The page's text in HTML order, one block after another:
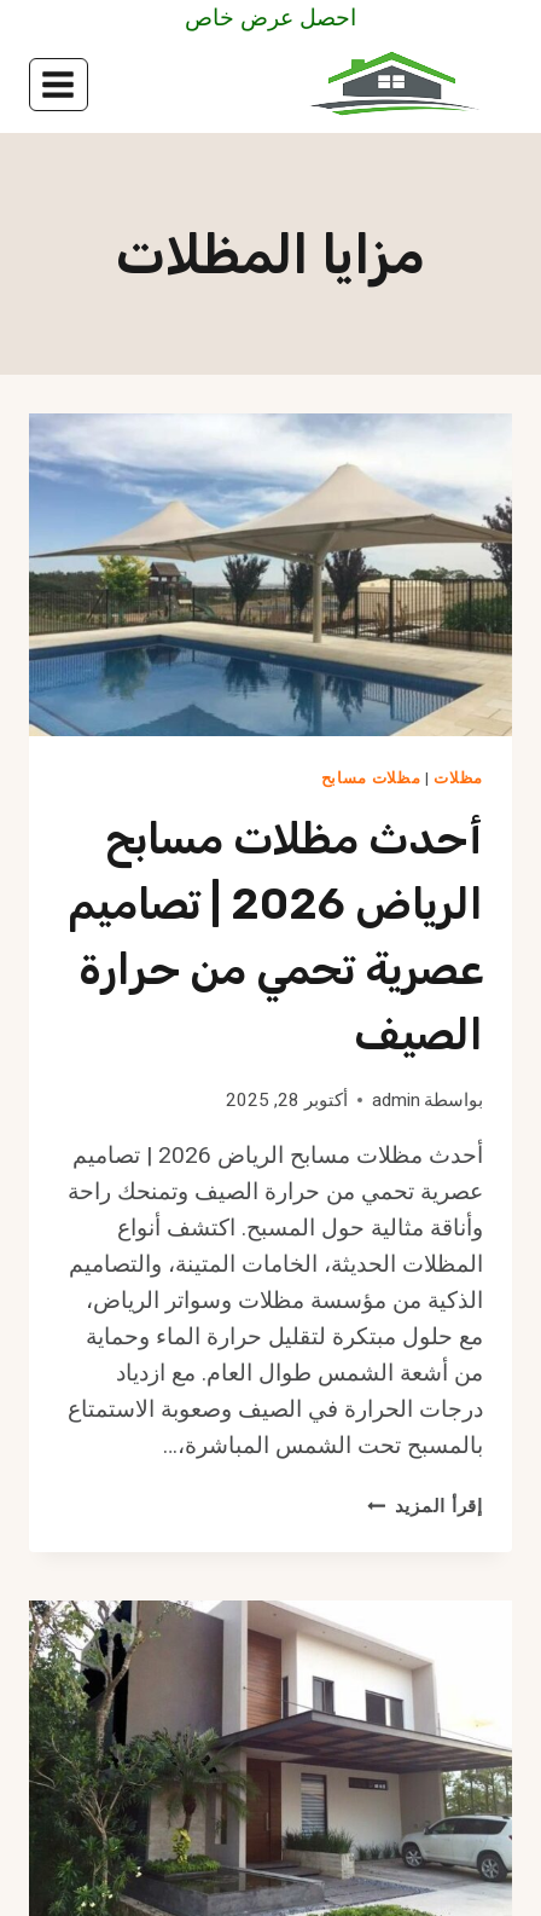
احصل عرض خاص
مزايا المظلات
مظلات| مظلات مسابح
أحدث مظلات مسابح
الرياض 2026 | تصاميم
عصرية تحمي من حرارة
الصيف
بواسطة admin أكتوبر 28, 2025
أحدث مظلات مسابح الرياض 2026 | تصاميم
عصرية تحمي من حرارة الصيف وتمنحك راحة
وأناقة مثالية حول المسبح. اكتشف أنواع
المظلات الحديثة، الخامات المتينة، والتصاميم
الذكية من مؤسسة مظلات وسواتر الرياض،
مع حلول مبتكرة لتقليل حرارة الماء وحماية
من أشعة الشمس طوال العام. مع ازدياد
درجات الحرارة في الصيف وصعوبة الاستمتاع
بالمسبح تحت الشمس المباشرة،…
إقرأ المزيد أحدث
|
تصاميم
عصرية
تحمي
من
حرارة
الصيف